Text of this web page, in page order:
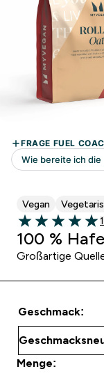
Vegan
5 out of 5 stars
100 %
Großartige
Geschmack:
Menge: